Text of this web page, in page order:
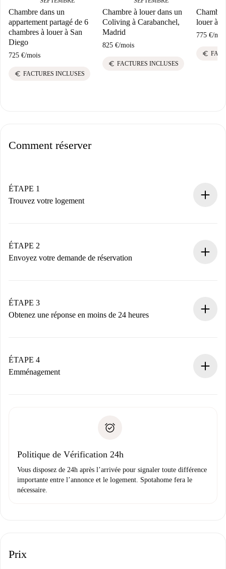
Chambre dans un
appartement partagé de 6
chambres à louer à San
Diego
725 €/mois
euro FACTURES INCLUSES
Chambre à louer dans un
Coliving à Carabanchel,
Madrid
825 €/mois
euro FACTURES INCLUSES
louer à
775 €/
euro
Comment réserver
ÉTAPE 1
Trouvez votre logement
Vous disposez à l’avance de toutes les informations
nécessaires.
ÉTAPE 2
Envoyez votre demande de réservation
Nous ne vous facturerons rien tant que le propriétaire
n’aura pas accepté.
ÉTAPE 3
Obtenez une réponse en moins de 24 heures
contact avec le propriétaire.
Si refusé : aucun prélèvement et nous vous proposerons
Justificatif de solvabilité
ÉTAPE 4
Emménagement
uniquement si aucun problème n'est signalé.
Politique de Vérification 24h
Vous disposez de 24h après l’arrivée pour signaler toute différence
importante entre l’annonce et le logement. Spotahome fera le
nécessaire.
Prix